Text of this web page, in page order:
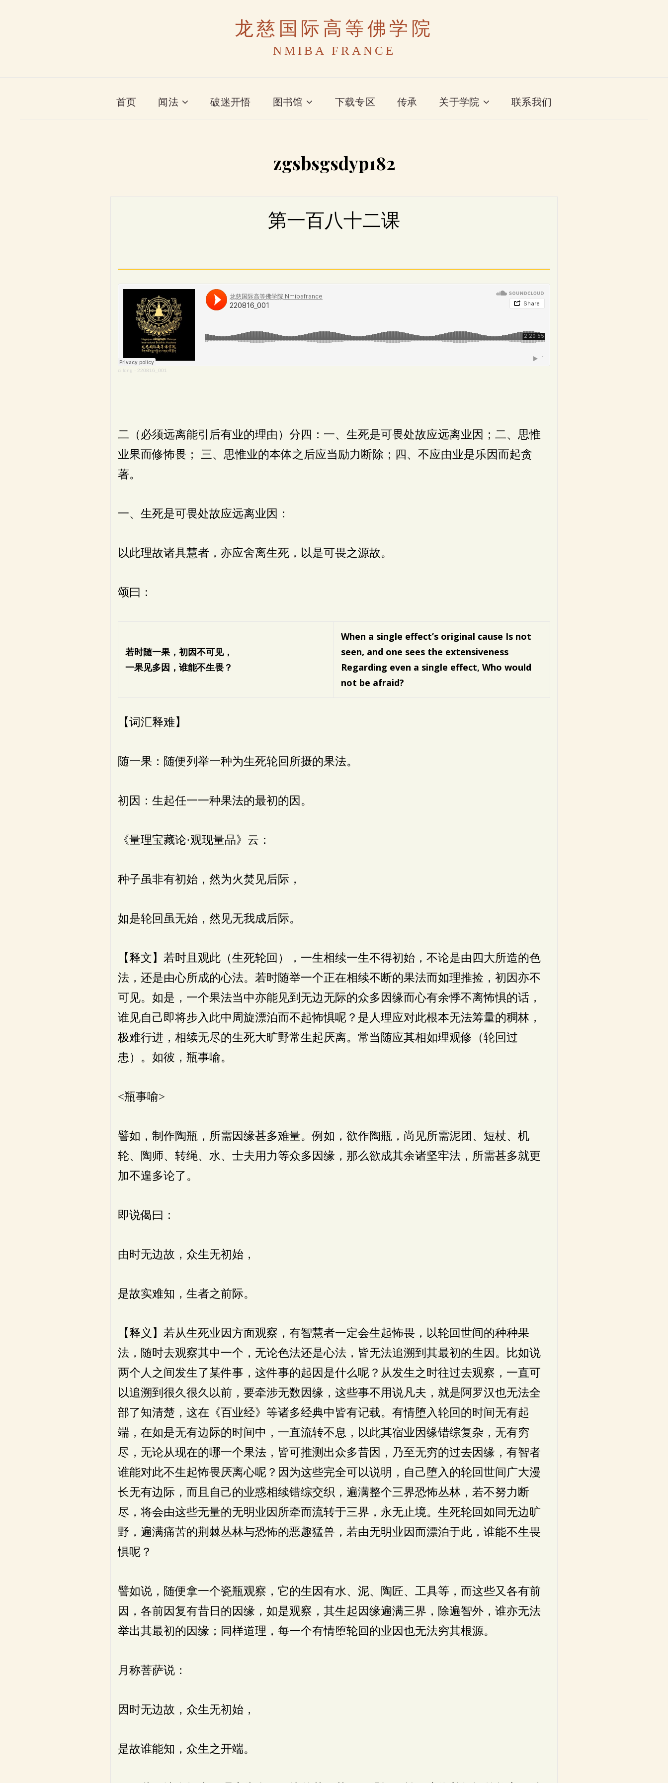
龙慈国际高等佛学院
NMIBA FRANCE
首页 闻法 破迷开悟 图书馆 下载专区 传承 关于学院 联系我们
zgsbsgsdyp182
第一百八十二课
ci long · 220816_001
二（必须远离能引后有业的理由）分四：一、生死是可畏处故应远离业因；二、思惟
业果而修怖畏； 三、思惟业的本体之后应当励力断除；四、不应由业是乐因而起贪
著。
一、生死是可畏处故应远离业因：
以此理故诸具慧者，亦应舍离生死，以是可畏之源故。
颂曰：
若时随一果，初因不可见，
一果见多因，谁能不生畏？
When a single effect’s original cause Is not
seen, and one sees the extensiveness
Regarding even a single effect, Who would
not be afraid?
【词汇释难】
随一果：随便列举一种为生死轮回所摄的果法。
初因：生起任一一种果法的最初的因。
《量理宝藏论·观现量品》云：
种子虽非有初始，然为火焚见后际，
如是轮回虽无始，然见无我成后际。
【释文】若时且观此（生死轮回），一生相续一生不得初始，不论是由四大所造的色
法，还是由心所成的心法。若时随举一个正在相续不断的果法而如理推捡，初因亦不
可见。如是，一个果法当中亦能见到无边无际的众多因缘而心有余悸不离怖惧的话，
谁见自己即将步入此中周旋漂泊而不起怖惧呢？是人理应对此根本无法筹量的稠林，
极难行进，相续无尽的生死大旷野常生起厌离。常当随应其相如理观修（轮回过
患）。如彼，瓶事喻。
<瓶事喻>
譬如，制作陶瓶，所需因缘甚多难量。例如，欲作陶瓶，尚见所需泥团、短杖、机
轮、陶师、转绳、水、士夫用力等众多因缘，那么欲成其余诸坚牢法，所需甚多就更
加不遑多论了。
即说偈曰：
由时无边故，众生无初始，
是故实难知，生者之前际。
【释义】若从生死业因方面观察，有智慧者一定会生起怖畏，以轮回世间的种种果
法，随时去观察其中一个，无论色法还是心法，皆无法追溯到其最初的生因。比如说
两个人之间发生了某件事，这件事的起因是什么呢？从发生之时往过去观察，一直可
以追溯到很久很久以前，要牵涉无数因缘，这些事不用说凡夫，就是阿罗汉也无法全
部了知清楚，这在《百业经》等诸多经典中皆有记载。有情堕入轮回的时间无有起
端，在如是无有边际的时间中，一直流转不息，以此其宿业因缘错综复杂，无有穷
尽，无论从现在的哪一个果法，皆可推测出众多昔因，乃至无穷的过去因缘，有智者
谁能对此不生起怖畏厌离心呢？因为这些完全可以说明，自己堕入的轮回世间广大漫
长无有边际，而且自己的业惑相续错综交织，遍满整个三界恐怖丛林，若不努力断
尽，将会由这些无量的无明业因所牵而流转于三界，永无止境。生死轮回如同无边旷
野，遍满痛苦的荆棘丛林与恐怖的恶趣猛兽，若由无明业因而漂泊于此，谁能不生畏
惧呢？
譬如说，随便拿一个瓷瓶观察，它的生因有水、泥、陶匠、工具等，而这些又各有前
因，各前因复有昔日的因缘，如是观察，其生起因缘遍满三界，除遍智外，谁亦无法
举出其最初的因缘；同样道理，每一个有情堕轮回的业因也无法穷其根源。
月称菩萨说：
因时无边故，众生无初始，
是故谁能知，众生之开端。